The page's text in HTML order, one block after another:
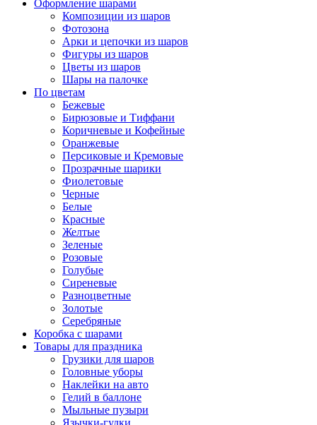
Оформление шарами
Композиции из шаров
Фотозона
Арки и цепочки из шаров
Фигуры из шаров
Цветы из шаров
Шары на палочке
По цветам
Бежевые
Бирюзовые и Тиффани
Коричневые и Кофейные
Оранжевые
Персиковые и Кремовые
Прозрачные шарики
Фиолетовые
Черные
Белые
Красные
Желтые
Зеленые
Розовые
Голубые
Сиреневые
Разноцветные
Золотые
Серебряные
Коробка с шарами
Товары для праздника
Грузики для шаров
Головные уборы
Наклейки на авто
Гелий в баллоне
Мыльные пузыри
Язычки-гудки